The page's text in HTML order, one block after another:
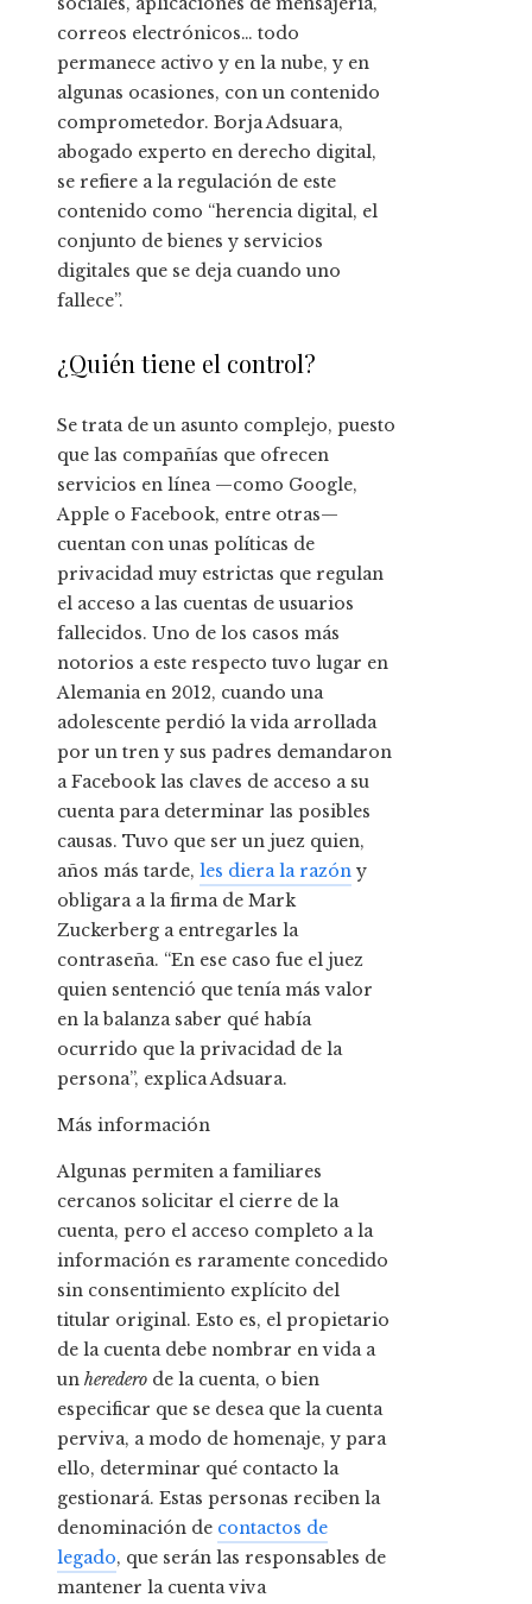
correos electrónicos… todo
permanece activo y en la nube, y en
algunas ocasiones, con un contenido
comprometedor. Borja Adsuara,
abogado experto en derecho digital,
se refiere a la regulación de este
contenido como “herencia digital, el
conjunto de bienes y servicios
digitales que se deja cuando uno
fallece”.
¿Quién tiene el control?
Se trata de un asunto complejo, puesto
que las compañías que ofrecen
servicios en línea —como Google,
Apple o Facebook, entre otras—
cuentan con unas políticas de
privacidad muy estrictas que regulan
el acceso a las cuentas de usuarios
fallecidos. Uno de los casos más
notorios a este respecto tuvo lugar en
Alemania en 2012, cuando una
adolescente perdió la vida arrollada
por un tren y sus padres demandaron
a Facebook las claves de acceso a su
cuenta para determinar las posibles
causas. Tuvo que ser un juez quien,
años más tarde, les diera la razón y
obligara a la firma de Mark
Zuckerberg a entregarles la
contraseña. “En ese caso fue el juez
quien sentenció que tenía más valor
en la balanza saber qué había
ocurrido que la privacidad de la
persona”, explica Adsuara.
Más información
Algunas permiten a familiares
cercanos solicitar el cierre de la
cuenta, pero el acceso completo a la
información es raramente concedido
sin consentimiento explícito del
titular original. Esto es, el propietario
de la cuenta debe nombrar en vida a
un heredero de la cuenta, o bien
especificar que se desea que la cuenta
perviva, a modo de homenaje, y para
ello, determinar qué contacto la
gestionará. Estas personas reciben la
denominación de contactos de
legado, que serán las responsables de
mantener la cuenta viva